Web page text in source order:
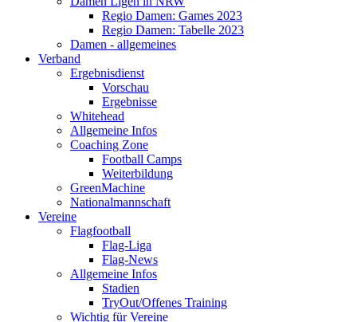
Regio Damen: Games 2023
Regio Damen: Tabelle 2023
Damen - allgemeines
Verband
Ergebnisdienst
Vorschau
Ergebnisse
Whitehead
Allgemeine Infos
Coaching Zone
Football Camps
Weiterbildung
GreenMachine
Nationalmannschaft
Vereine
Flagfootball
Flag-Liga
Flag-News
Allgemeine Infos
Stadien
TryOut/Offenes Training
Wichtig für Vereine